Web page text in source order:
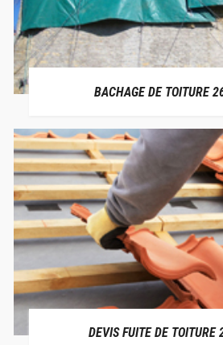
BACHAGE DE TOITURE
DEVIS FUITE DE TOITURE